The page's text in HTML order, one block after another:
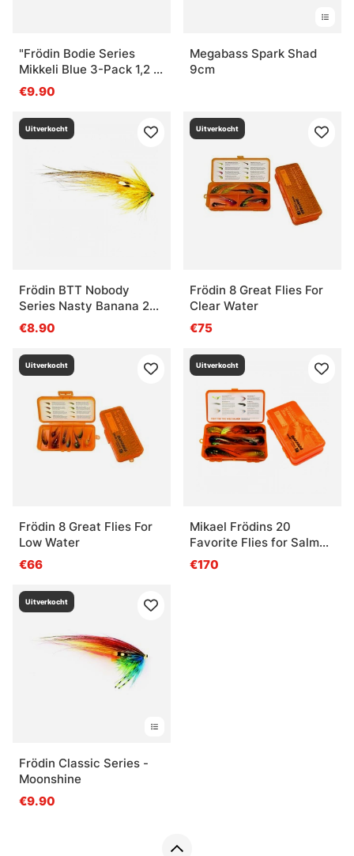
"Frödin Bodie Series
Mikkeli Blue 3-Pack 1,2 &
3 cm"
€9.90
Megabass Spark Shad
9cm
Uitverkocht
Frödin BTT Nobody
Series Nasty Banana 2
cm
€8.90
Uitverkocht
Frödin 8 Great Flies For
Clear Water
€75
Uitverkocht
Frödin 8 Great Flies For
Low Water
€66
Uitverkocht
Mikael Frödins 20
Favorite Flies for Salmon
& Sea Trout
€170
Uitverkocht
Frödin Classic Series -
Moonshine
€9.90